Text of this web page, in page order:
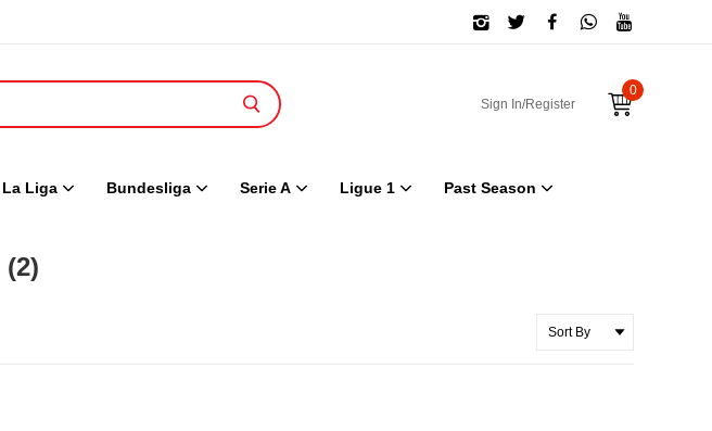
Sign In/Register
0
La Liga Bundesliga Serie A Ligue 1 Past Season
(2)